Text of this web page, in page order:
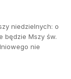
niedzielnych: o
będzie Mszy św.
nie